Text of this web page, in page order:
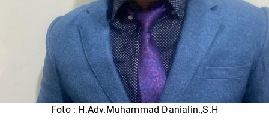
Foto : H.Adv.Muhammad Danialin.,S.H